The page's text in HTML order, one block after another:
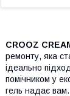
CROOZ
ремонту, яка
ідеально
помічником у
гель надає вам.